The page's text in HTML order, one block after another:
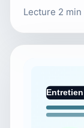
Lecture 2 min